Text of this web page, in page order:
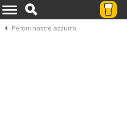
Peroni nastro azzurro